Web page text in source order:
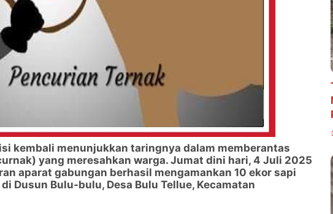
kembali menunjukkan taringnya dalam memberantas
yang meresahkan warga. Jumat dini hari, 4 Juli 2025
aparat gabungan berhasil mengamankan 10 ekor sapi
Dusun Bulu-bulu, Desa Bulu Tellue, Kecamatan